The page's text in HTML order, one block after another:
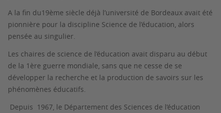
A la fin du19ème siècle déjà l’université de Bordeaux avait été
pionnière pour la discipline Science de l’éducation, alors
pensée au singulier.
Les chaires de science de l’éducation avait disparu au début
de la 1ère guerre mondiale, sans que ne cesse de se
développer la recherche et la production de savoirs sur les
phénomènes éducatifs.
Depuis 1967, le Département des Sciences de l’éducation